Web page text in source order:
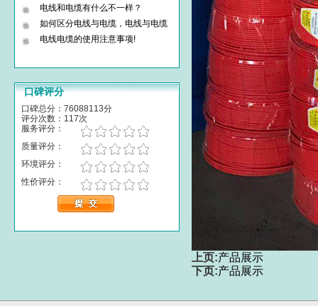
电线和电缆有什么不一样？
如何区分电线与电缆，电线与电缆
电线电缆的使用注意事项!
口碑评分
口碑总分：76088113分
评分次数：117次
服务评分：
质量评分：
环境评分：
性价评分：
上页:产品展示
下页:产品展示